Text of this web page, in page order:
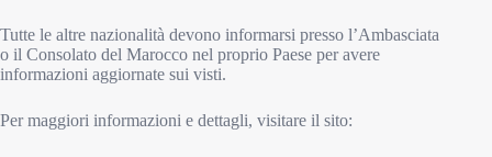
Tutte le altre nazionalità devono informarsi presso l’Ambasciata
o il Consolato del Marocco nel proprio Paese per avere
informazioni aggiornate sui visti.
Per maggiori informazioni e dettagli, visitare il sito: